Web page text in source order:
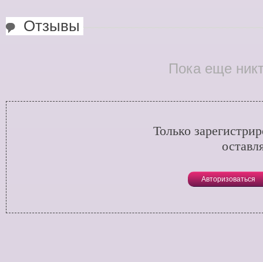
Отзывы
Пока еще
Только
Авторизоваться